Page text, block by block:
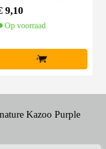
9,10
Op voorraad
+
Kazoo Purple